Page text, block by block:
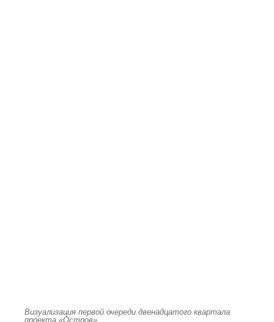
Визуализация первой очереди двенадцатого квартала
проекта «Остров»